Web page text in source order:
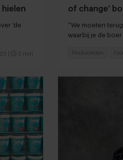
'de
3 min
of change’
“We moeten
waarbij je de
Producenten Food